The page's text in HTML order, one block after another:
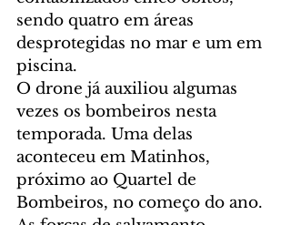
sendo quatro em áreas
desprotegidas no mar e um em
piscina.
O drone já auxiliou algumas
vezes os bombeiros nesta
temporada. Uma delas
aconteceu em Matinhos,
próximo ao Quartel de
Bombeiros, no começo do ano.